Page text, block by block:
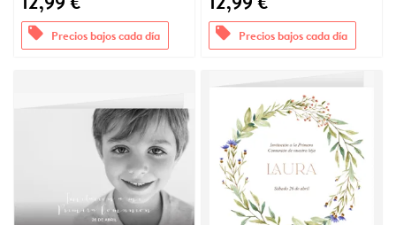
offers Precios bajos cada día offers Precios bajos cada día